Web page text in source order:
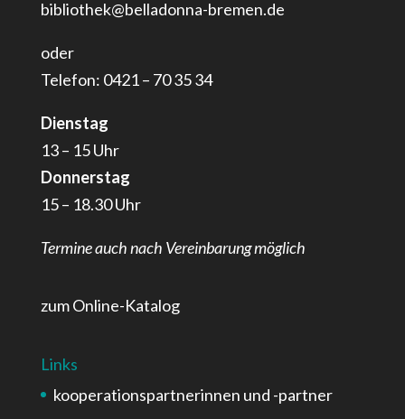
bibliothek@belladonna-bremen.de
oder
Telefon: 0421 – 70 35 34
Dienstag
13 – 15 Uhr
Donnerstag
15 – 18.30 Uhr
Termine auch nach Vereinbarung möglich
zum Online-Katalog
Links
kooperationspartnerinnen und -partner